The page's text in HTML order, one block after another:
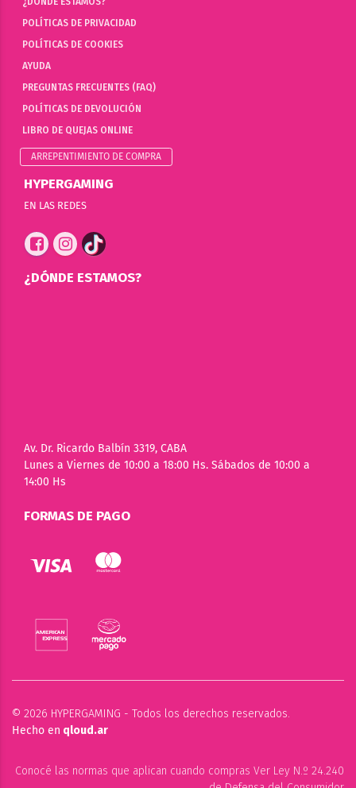
POLÍTICAS DE PRIVACIDAD
POLÍTICAS DE COOKIES
AYUDA
PREGUNTAS FRECUENTES (FAQ)
POLÍTICAS DE DEVOLUCIÓN
LIBRO DE QUEJAS ONLINE
ARREPENTIMIENTO DE COMPRA
HYPERGAMING
EN LAS REDES
¿DÓNDE ESTAMOS?
Av. Dr. Ricardo Balbín 3319, CABA
Lunes a Viernes de 10:00 a 18:00 Hs. Sábados de 10:00 a
14:00 Hs
FORMAS DE PAGO
© 2026 HYPERGAMING - Todos los derechos reservados.
Hecho en qloud.ar
Conocé las normas que aplican cuando compras Ver Ley N.º 24.240